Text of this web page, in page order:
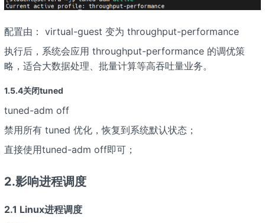
配置由： virtual-guest 变为 throughput-performance
执行后，系统会应用 throughput-performance 的调优策
略，适合大数据处理、批量计算等高吞吐量业务。
1.5.4关闭tuned
tuned-adm off
禁用所有 tuned 优化，恢复到系统默认状态；
直接使用tuned-adm off即可；
2.影响进程调度
2.1 Linux进程调度